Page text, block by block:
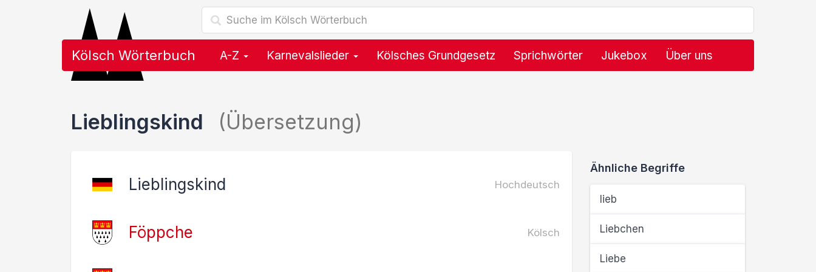
Kölsch Wörterbuch A-Z Karnevalslieder Kölsches Grundgesetz Sprichwörter Jukebox Über uns
Lieblingskind (Übersetzung)
Lieblingskind Hochdeutsch
Föppche Kölsch
Ähnliche Begriffe
lieb
Liebchen
Liebe